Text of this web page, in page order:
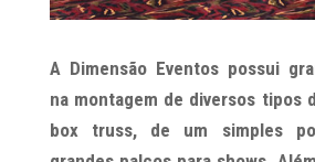
A Dimensão Eventos possui
na montagem de diversos tipos
box truss, de um simples